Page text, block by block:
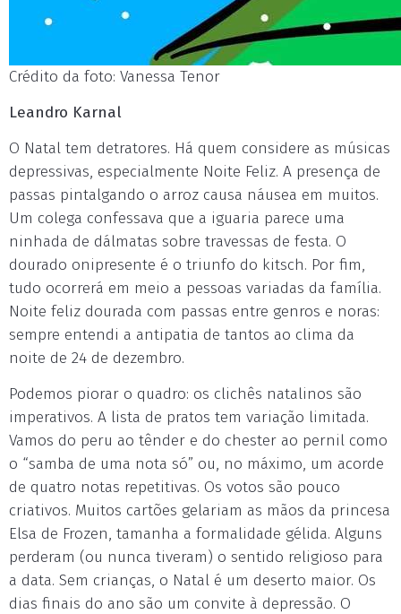
Crédito da foto: Vanessa Tenor
Leandro Karnal
O Natal tem detratores. Há quem considere as músicas
depressivas, especialmente Noite Feliz. A presença de
passas pintalgando o arroz causa náusea em muitos.
Um colega confessava que a iguaria parece uma
ninhada de dálmatas sobre travessas de festa. O
dourado onipresente é o triunfo do kitsch. Por fim,
tudo ocorrerá em meio a pessoas variadas da família.
Noite feliz dourada com passas entre genros e noras:
sempre entendi a antipatia de tantos ao clima da
noite de 24 de dezembro.
Podemos piorar o quadro: os clichês natalinos são
imperativos. A lista de pratos tem variação limitada.
Vamos do peru ao tênder e do chester ao pernil como
o “samba de uma nota só” ou, no máximo, um acorde
de quatro notas repetitivas. Os votos são pouco
criativos. Muitos cartões gelariam as mãos da princesa
Elsa de Frozen, tamanha a formalidade gélida. Alguns
perderam (ou nunca tiveram) o sentido religioso para
a data. Sem crianças, o Natal é um deserto maior. Os
dias finais do ano são um convite à depressão. O